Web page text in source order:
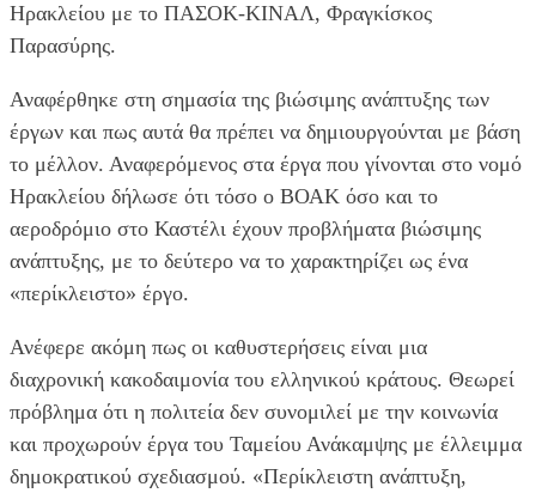
Ηρακλείου με το ΠΑΣΟΚ-ΚΙΝΑΛ, Φραγκίσκος
Παρασύρης.
Αναφέρθηκε στη σημασία της βιώσιμης ανάπτυξης των
έργων και πως αυτά θα πρέπει να δημιουργούνται με βάση
το μέλλον. Αναφερόμενος στα έργα που γίνονται στο νομό
Ηρακλείου δήλωσε ότι τόσο ο ΒΟΑΚ όσο και το
αεροδρόμιο στο Καστέλι έχουν προβλήματα βιώσιμης
ανάπτυξης, με το δεύτερο να το χαρακτηρίζει ως ένα
«περίκλειστο» έργο.
Ανέφερε ακόμη πως οι καθυστερήσεις είναι μια
διαχρονική κακοδαιμονία του ελληνικού κράτους. Θεωρεί
πρόβλημα ότι η πολιτεία δεν συνομιλεί με την κοινωνία
και προχωρούν έργα του Ταμείου Ανάκαμψης με έλλειμμα
δημοκρατικού σχεδιασμού. «Περίκλειστη ανάπτυξη,